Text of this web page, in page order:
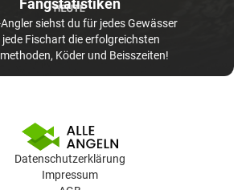
siehst du für jedes Gewässer
jede Fischart die erfolgreichsten
Köder und Beisszeiten!
Datenschutzerklärung
Impressum